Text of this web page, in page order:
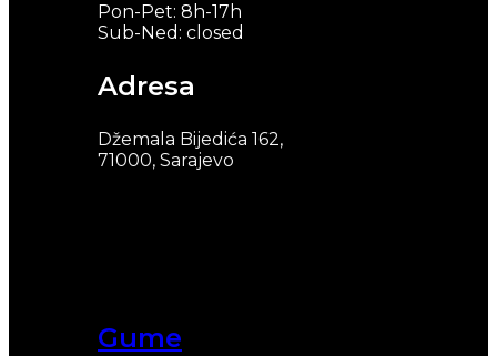
Gume
Pon-Pet: 8h-17h
Sub-Ned: closed
Adresa
Džemala Bijedića 162,
71000, Sarajevo